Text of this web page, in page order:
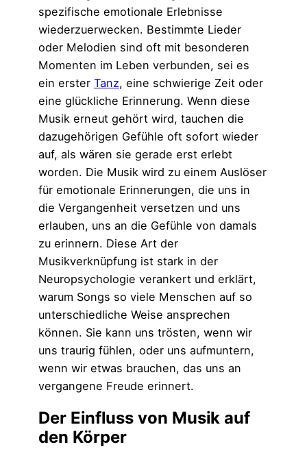
spezifische emotionale Erlebnisse
wiederzuerwecken. Bestimmte Lieder
oder Melodien sind oft mit besonderen
Momenten im Leben verbunden, sei es
ein erster Tanz, eine schwierige Zeit oder
eine glückliche Erinnerung. Wenn diese
Musik erneut gehört wird, tauchen die
dazugehörigen Gefühle oft sofort wieder
auf, als wären sie gerade erst erlebt
worden. Die Musik wird zu einem Auslöser
für emotionale Erinnerungen, die uns in
die Vergangenheit versetzen und uns
erlauben, uns an die Gefühle von damals
zu erinnern. Diese Art der
Musikverknüpfung ist stark in der
Neuropsychologie verankert und erklärt,
warum Songs so viele Menschen auf so
unterschiedliche Weise ansprechen
können. Sie kann uns trösten, wenn wir
uns traurig fühlen, oder uns aufmuntern,
wenn wir etwas brauchen, das uns an
vergangene Freude erinnert.
Der Einfluss von Musik auf
den Körper